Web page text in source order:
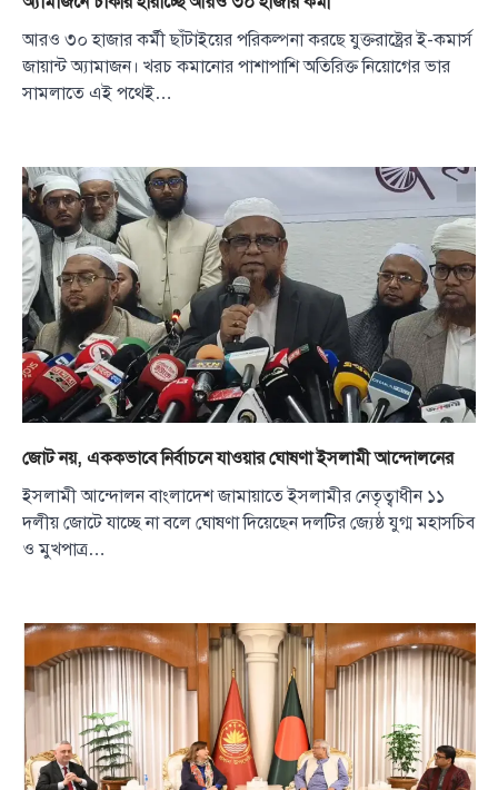
আরও ৩০ হাজার কর্মী ছাঁটাইয়ের পরিকল্পনা করছে যুক্তরাষ্ট্রের ই-কমার্স
জায়ান্ট অ্যামাজন। খরচ কমানোর পাশাপাশি অতিরিক্ত নিয়োগের ভার
সামলাতে এই পথেই…
জোট নয়, এককভাবে নির্বাচনে যাওয়ার ঘোষণা ইসলামী আন্দোলনের
ইসলামী আন্দোলন বাংলাদেশ জামায়াতে ইসলামীর নেতৃত্বাধীন ১১
দলীয় জোটে যাচ্ছে না বলে ঘোষণা দিয়েছেন দলটির জ্যেষ্ঠ যুগ্ম মহাসচিব
ও মুখপাত্র…